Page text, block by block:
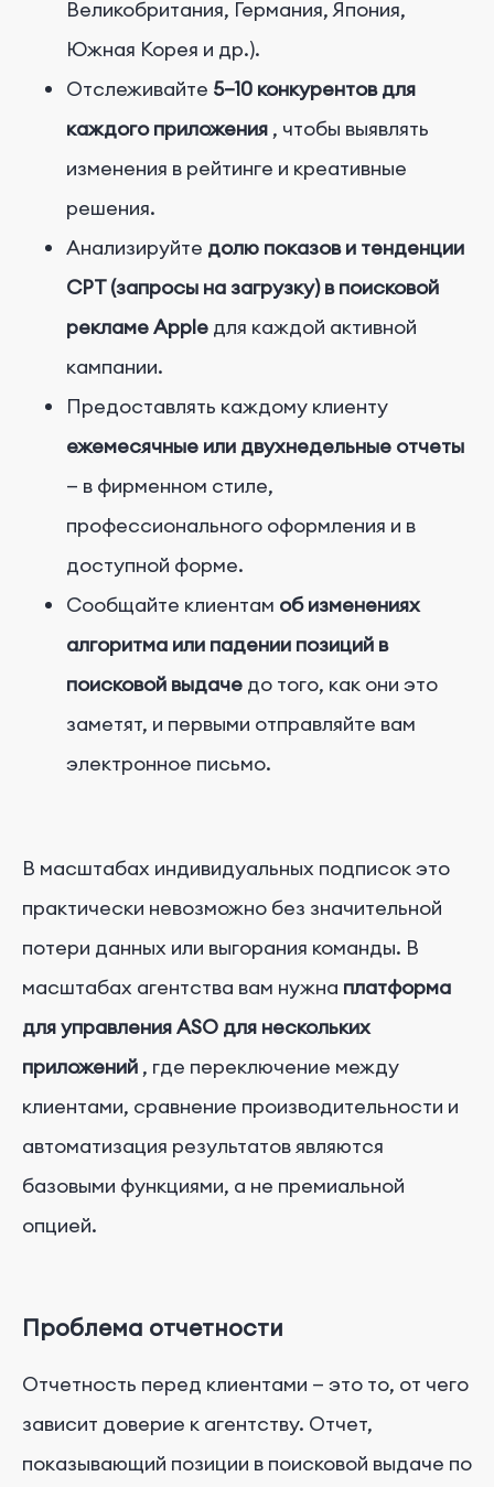
Великобритания, Германия, Япония,
Южная Корея и др.).
Отслеживайте 5–10 конкурентов для
каждого приложения , чтобы выявлять
изменения в рейтинге и креативные
решения.
Анализируйте долю показов и тенденции
CPT (запросы на загрузку) в поисковой
рекламе Apple для каждой активной
кампании.
Предоставлять каждому клиенту
ежемесячные или двухнедельные отчеты
— в фирменном стиле,
профессионального оформления и в
доступной форме.
Сообщайте клиентам об изменениях
алгоритма или падении позиций в
поисковой выдаче до того, как они это
заметят, и первыми отправляйте вам
электронное письмо.
В масштабах индивидуальных подписок это
практически невозможно без значительной
потери данных или выгорания команды. В
масштабах агентства вам нужна платформа
для управления ASO для нескольких
приложений , где переключение между
клиентами, сравнение производительности и
автоматизация результатов являются
базовыми функциями, а не премиальной
опцией.
Проблема отчетности
Отчетность перед клиентами — это то, от чего
зависит доверие к агентству. Отчет,
показывающий позиции в поисковой выдаче по